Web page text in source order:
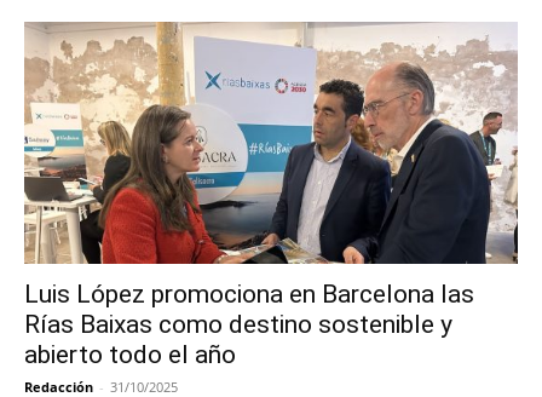
Luis López promociona en Barcelona las
Rías Baixas como destino sostenible y
abierto todo el año
Redacción - 31/10/2025